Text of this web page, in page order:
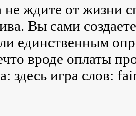
не ждите от жизни
Вы сами
единственным
вроде оплаты
здесь игра слов: